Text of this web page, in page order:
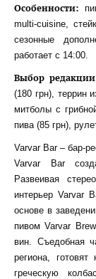
Особенности:
multi-cuisine,
сезонные
работает с 14:00.
Выбор
(180 грн), террин
митболы с
пива (85 грн),
Varvar Bar – бар-
Varvar Bar
Развеивая
интерьер Varvar
основе в
пивом Varvar
вин. Съедобная
региона,
греческую